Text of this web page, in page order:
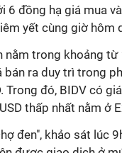
6 đồng hạ giá mua
yết cùng giờ hôm
nằm trong khoảng
bán ra duy trì trong
Trong đó, BIDV có
thấp nhất nằm ở
đen", khảo sát lúc